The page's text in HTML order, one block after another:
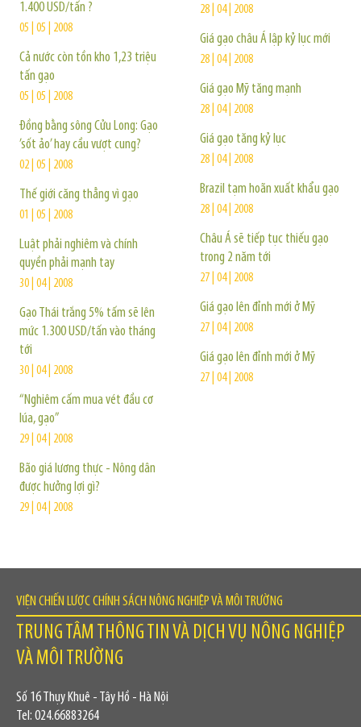
1.400 USD/tấn ?
05 | 05 | 2008
Cả nước còn tồn kho 1,23 triệu
tấn gạo
05 | 05 | 2008
Đồng bằng sông Cửu Long: Gạo
’sốt ảo’ hay cầu vượt cung?
02 | 05 | 2008
Thế giới căng thẳng vì gạo
01 | 05 | 2008
Luật phải nghiêm và chính
quyền phải mạnh tay
30 | 04 | 2008
Gạo Thái trắng 5% tấm sẽ lên
mức 1.300 USD/tấn vào tháng
tới
30 | 04 | 2008
“Nghiêm cấm mua vét đầu cơ
lúa, gạo”
29 | 04 | 2008
Bão giá lương thực - Nông dân
được hưởng lợi gì?
29 | 04 | 2008
28 | 04 | 2008
Giá gạo châu Á lập kỷ lục mới
28 | 04 | 2008
Giá gạo Mỹ tăng mạnh
28 | 04 | 2008
Giá gạo tăng kỷ lục
28 | 04 | 2008
Brazil tạm hoãn xuất khẩu gạo
28 | 04 | 2008
Châu Á sẽ tiếp tục thiếu gạo
trong 2 năm tới
27 | 04 | 2008
Giá gạo lên đỉnh mới ở Mỹ
27 | 04 | 2008
Giá gạo lên đỉnh mới ở Mỹ
27 | 04 | 2008
VIỆN CHIẾN LƯỢC CHÍNH SÁCH NÔNG NGHIỆP VÀ MÔI TRƯỜNG
TRUNG TÂM THÔNG TIN VÀ DỊCH VỤ NÔNG NGHIỆP
VÀ MÔI TRƯỜNG
Số 16 Thụy Khuê - Tây Hồ - Hà Nội
Tel: 024.66883264